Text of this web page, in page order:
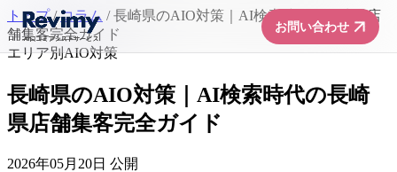
お問い合わせarrow_forward
トップ / コラム / 長崎県のAIO対策｜AI検索時代の長崎県店
舗集客完全ガイド
エリア別AIO対策
長崎県のAIO対策｜AI検索時代の長崎
県店舗集客完全ガイド
2026年05月20日 公開